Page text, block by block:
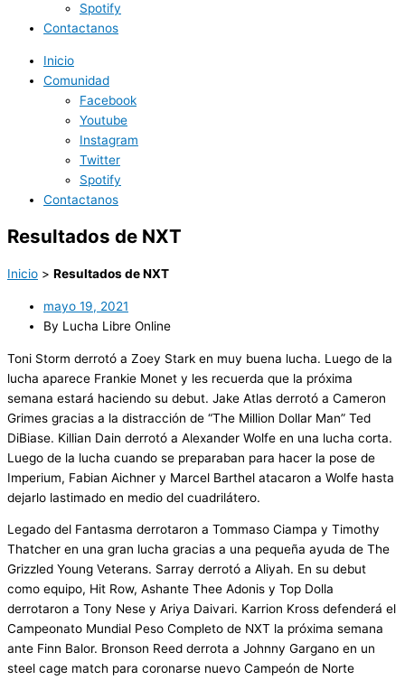
Spotify
Contactanos
Inicio
Comunidad
Facebook
Youtube
Instagram
Twitter
Spotify
Contactanos
Resultados de NXT
Inicio > Resultados de NXT
mayo 19, 2021
By Lucha Libre Online
Toni Storm derrotó a Zoey Stark en muy buena lucha. Luego de la
lucha aparece Frankie Monet y les recuerda que la próxima
semana estará haciendo su debut. Jake Atlas derrotó a Cameron
Grimes gracias a la distracción de “The Million Dollar Man” Ted
DiBiase. Killian Dain derrotó a Alexander Wolfe en una lucha corta.
Luego de la lucha cuando se preparaban para hacer la pose de
Imperium, Fabian Aichner y Marcel Barthel atacaron a Wolfe hasta
dejarlo lastimado en medio del cuadrilátero.
Legado del Fantasma derrotaron a Tommaso Ciampa y Timothy
Thatcher en una gran lucha gracias a una pequeña ayuda de The
Grizzled Young Veterans. Sarray derrotó a Aliyah. En su debut
como equipo, Hit Row, Ashante Thee Adonis y Top Dolla
derrotaron a Tony Nese y Ariya Daivari. Karrion Kross defenderá el
Campeonato Mundial Peso Completo de NXT la próxima semana
ante Finn Balor. Bronson Reed derrota a Johnny Gargano en un
steel cage match para coronarse nuevo Campeón de Norte